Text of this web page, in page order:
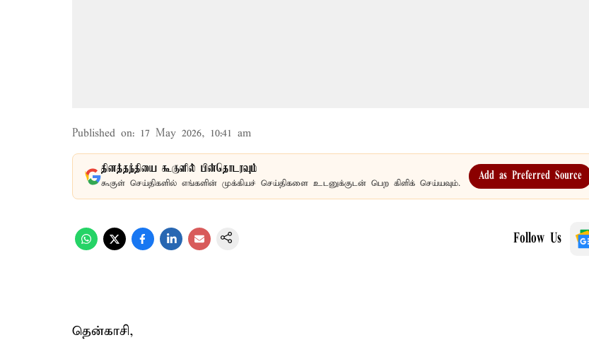
Published on: 17 May 2026, 10:41 am
தினத்தந்தியை கூகுளில் பின்தொடரவும்
கூகுள் செய்திகளில் எங்களின் முக்கியச் செய்திகளை உடனுக்குடன் பெற கிளிக் செய்யவும்.
Add as Preferred Source
Follow Us
தென்காசி,